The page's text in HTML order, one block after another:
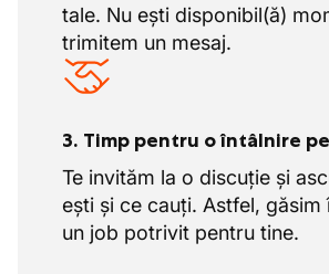
tale. Nu ești disponibil(ă)
trimitem un mesaj.
3. Timp pentru o întâlnire
Te invităm la o discuție și
ești și ce cauți. Astfel, găsim
un job potrivit pentru tine.